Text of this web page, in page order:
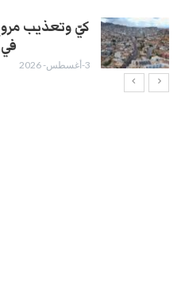
كيّ وتعذيب
3-أغسطس- 2026